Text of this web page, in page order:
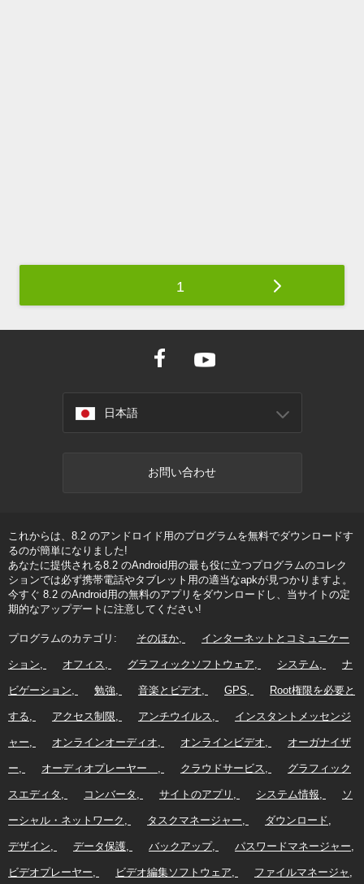
1
日本語
お問い合わせ
これからは、8.2 のアンドロイド用のプログラムを無料でダウンロードす
るのが簡単になりました!
あなたに提供される8.2 のAndroid用の最も役に立つプログラムのコレク
ションでは必ず携帯電話やタブレット用の適当なapkが見つかりますよ。
今すぐ 8.2 のAndroid用の無料のアプリをダウンロードし、当サイトの定
期的なアップデートに注意してください!
プログラムのカテゴリ: そのほか インターネットとコミュニケー
ション オフィス グラフィックソフトウェア システム ナ
ビゲーション 勉強 音楽とビデオ GPS Root権限を必要と
する アクセス制限 アンチウイルス インスタントメッセンジ
ャー オンラインオーディオ オンラインビデオ オーガナイザ
ー オーディオプレーヤー クラウドサービス グラフィック
スエディタ コンバータ サイトのアプリ システム情報 ソ
ーシャル・ネットワーク タスクマネージャー ダウンロード
デザイン データ保護 バックアップ パスワードマネージャー
ビデオプレーヤー ビデオ編集ソフトウェア ファイルマネージャ